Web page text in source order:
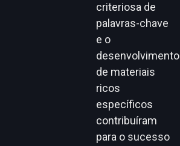
criteriosa de
palavras-chave
e o
desenvolvimento
de materiais
ricos
específicos
contribuíram
para o sucesso